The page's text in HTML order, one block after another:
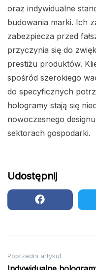
oraz indywidualne
budowania marki. Ich
zabezpiecza przed
przyczynia się do
prestiżu produktów.
spośród szerokiego
do specyficznych
hologramy stają się
nowoczesnego
sektorach gospodarki.
Udostępnij
Nawigacja
Poprzedni artykuł